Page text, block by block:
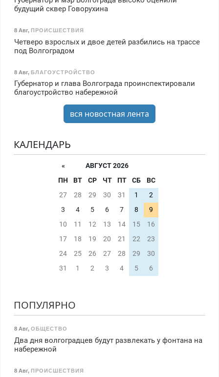
будущий сквер Говорухина
8 Авг, ПРОИСШЕСТВИЯ
Четверо взрослых и двое детей разбились на трассе
под Волгоградом
8 Авг, БЛАГОУСТРОЙСТВО
Губернатор и глава Волгограда проинспектировали
благоустройство набережной
вся новостная лента
КАЛЕНДАРЬ
«
АВГУСТ 2026
ПН
ВТ СР ЧТ ПТ СБ
ВС
27
28 29 30 31 1
2
3
4 5 6 7 8
9
10
11 12 13 14 15
16
17
18 19 20 21 22
23
24
25 26 27 28 29
30
31
1 2 3 4 5 6
ПОПУЛЯРНО
8 Авг, ОБЩЕСТВО
Два дня волгоградцев будут развлекать у фонтана на
набережной
8 Авг, ПРОИСШЕСТВИЯ